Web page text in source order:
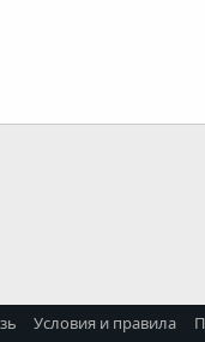
Условия и правила